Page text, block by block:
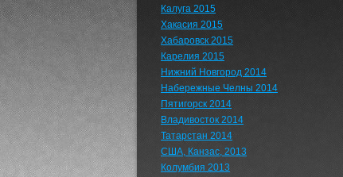
Калуга 2015
Хакасия 2015
Хабаровск 2015
Карелия 2015
Нижний Новгород 2014
Набережные Челны 2014
Пятигорск 2014
Владивосток 2014
Татарстан 2014
США, Канзас, 2013
Колумбия 2013